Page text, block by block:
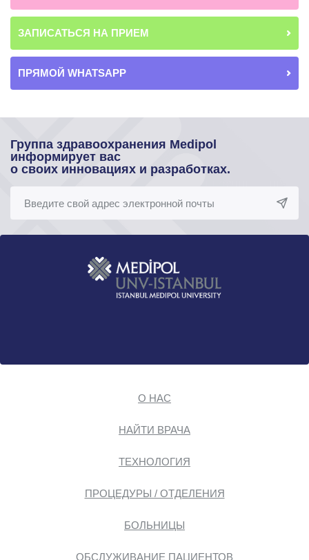
ЗАПИСАТЬСЯ НА ПРИЕМ
ПРЯМОЙ WHATSAPP
Группа здравоохранения Medipol
информирует вас
о своих инновациях и разработках.
О НАС
НАЙТИ ВРАЧА
ТЕХНОЛОГИЯ
ПРОЦЕДУРЫ / ОТДЕЛЕНИЯ
БОЛЬНИЦЫ
ОБСЛУЖИВАНИЕ ПАЦИЕНТОВ